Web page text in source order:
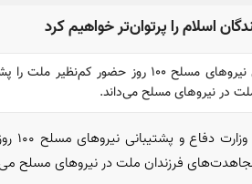
اسلام را پرتوان‌تر خواهیم کرد
وزارت دفاع و پشتیبانی نیرو‌های مسلح ۱۰۰ روز
در نیرو‌های مسلح می‌داند.
-
مجاهدت‌های فرزندان ملت در نیرو‌های مسلح